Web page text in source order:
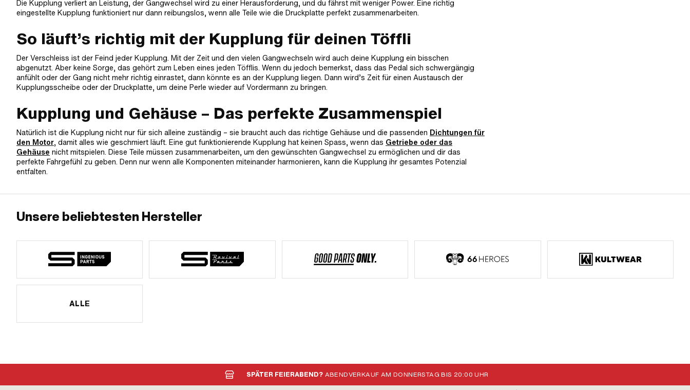
Die Kupplung verliert an Leistung, der Gangwechsel wird zu einer Herausforderung, und du fährst mit weniger Power. Eine richtig
eingestellte Kupplung funktioniert nur dann reibungslos, wenn alle Teile wie die Druckplatte perfekt zusammenarbeiten.
So läuft’s richtig mit der Kupplung für deinen Töffli
Der Verschleiss ist der Feind jeder Kupplung. Mit der Zeit und den vielen Gangwechseln wird auch deine Kupplung ein bisschen
abgenutzt. Aber keine Sorge, das gehört zum Leben eines jeden Töfflis. Wenn du jedoch bemerkst, dass das Pedal sich schwergängig
anfühlt oder der Gang nicht mehr richtig einrastet, dann könnte es an der Kupplung liegen. Dann wird’s Zeit für einen Austausch der
Kupplungsscheibe oder der Druckplatte, um deine Perle wieder auf Vordermann zu bringen.
Kupplung und Gehäuse – Das perfekte Zusammenspiel
Natürlich ist die Kupplung nicht nur für sich alleine zuständig – sie braucht auch das richtige Gehäuse und die passenden Dichtungen für
den Motor, damit alles wie geschmiert läuft. Eine gut funktionierende Kupplung hat keinen Spass, wenn das Getriebe oder das
Gehäuse nicht mitspielen. Diese Teile müssen zusammenarbeiten, um den gewünschten Gangwechsel zu ermöglichen und dir das
perfekte Fahrgefühl zu geben. Denn nur wenn alle Komponenten miteinander harmonieren, kann die Kupplung ihr gesamtes Potenzial
entfalten.
Unsere beliebtesten Hersteller
ALLE
SPÄTER FEIERABEND? ABENDVERKAUF AM DONNERSTAG BIS 20:00 UHR